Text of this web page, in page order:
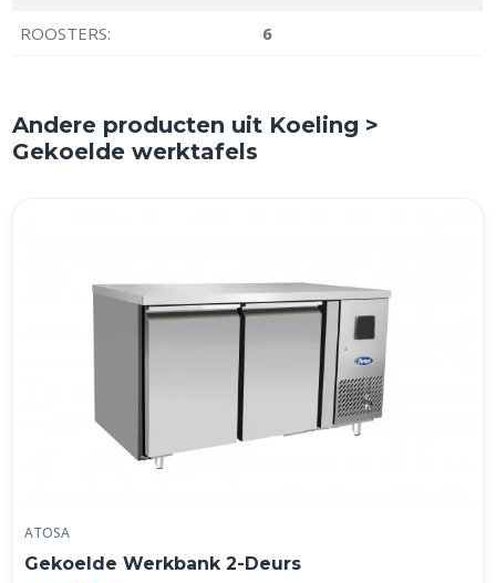
ROOSTERS: 6
Andere producten uit Koeling >
Gekoelde werktafels
ATOSA
Gekoelde Werkbank 2-Deurs